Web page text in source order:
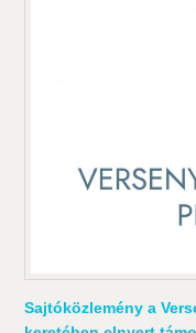
Sajtóközlemény a